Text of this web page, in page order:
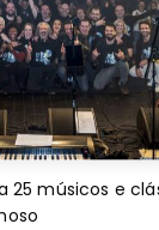
25 músicos e